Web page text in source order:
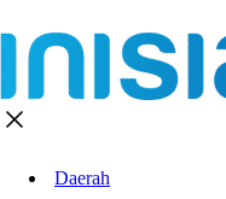
Daerah